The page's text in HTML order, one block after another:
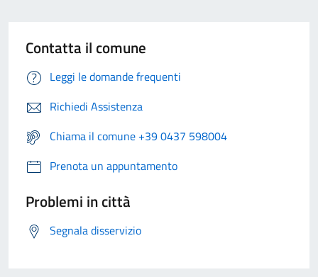
Contatta il comune
Leggi le domande frequenti
Richiedi Assistenza
Chiama il comune +39 0437 598004
Prenota un appuntamento
Problemi in città
Segnala disservizio